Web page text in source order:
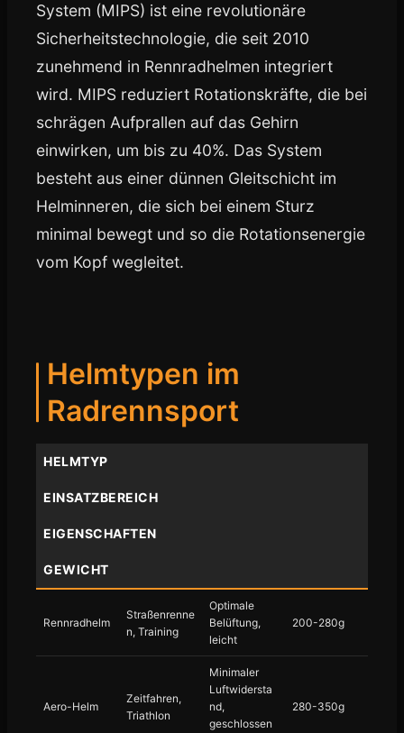
System (MIPS) ist eine revolutionäre
Sicherheitstechnologie, die seit 2010
zunehmend in Rennradhelmen integriert
wird. MIPS reduziert Rotationskräfte, die bei
schrägen Aufprallen auf das Gehirn
einwirken, um bis zu 40%. Das System
besteht aus einer dünnen Gleitschicht im
Helminneren, die sich bei einem Sturz
minimal bewegt und so die Rotationsenergie
vom Kopf wegleitet.
Helmtypen im
Radrennsport
HELMTYP
EINSATZBEREICH
EIGENSCHAFTEN
GEWICHT
Rennradhelm
Straßenrenne
n, Training
Optimale
Belüftung,
leicht
200-280g
Aero-Helm
Zeitfahren,
Triathlon
Minimaler
Luftwidersta
nd,
geschlossen
280-350g